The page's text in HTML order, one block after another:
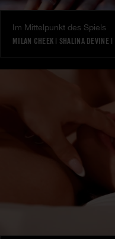
Im Mittelpunkt des Spiels
MILAN CHEEK | SHALINA DEVINE|